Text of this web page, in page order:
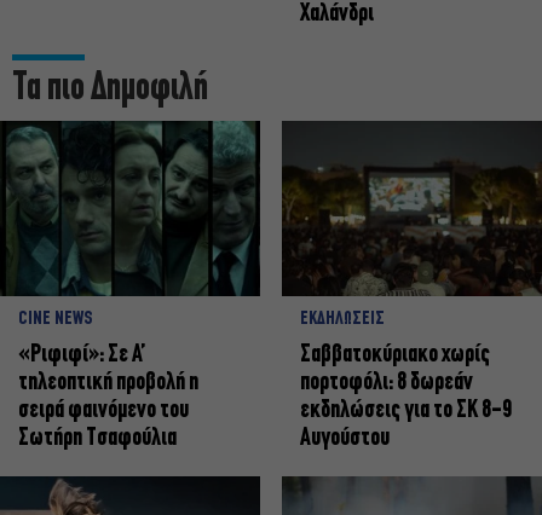
Χαλάνδρι
Τα πιο Δημοφιλή
CINE NEWS
«Ριφιφί»: Σε Α’
τηλεοπτική προβολή η
σειρά φαινόμενο του
Σωτήρη Τσαφούλια
ΕΚΔΗΛΩΣΕΙΣ
Σαββατοκύριακο χωρίς
πορτοφόλι: 8 δωρεάν
εκδηλώσεις για το ΣΚ 8-9
Αυγούστου